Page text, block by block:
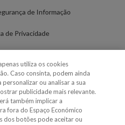
de Informação
de Privacidade
de Cookies
de cookies
Nome/Marca
utiliza os cookies
Caso consinta, podem ainda
ou analisar a sua
publicidade mais relevante.
também implicar a
fora do Espaço Económico
dos botões pode aceitar ou